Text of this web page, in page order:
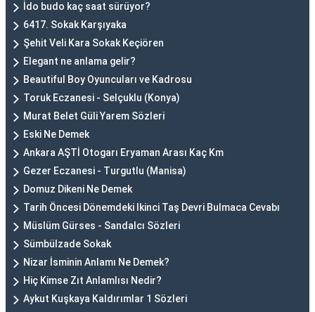
İdo budo kaç saat sürüyor?
6417. Sokak Karşıyaka
Şehit Veli Kara Sokak Keçiören
Elegant ne anlama gelir?
Beautiful Boy Oyuncuları ve Kadrosu
Toruk Eczanesi - Selçuklu (Konya)
Murat Belet Güli Yarem Sözleri
Eski Ne Demek
Ankara AŞTİ Otogarı Eryaman Arası Kaç Km
Gezer Eczanesi - Turgutlu (Manisa)
Domuz Dikeni Ne Demek
Tarih Öncesi Dönemdeki Ikinci Taş Devri Bulmaca Cevabı
Müslüm Gürses - Sandalcı Sözleri
Sümbülzade Sokak
Nizar İsminin Anlamı Ne Demek?
Hiç Kimse Zıt Anlamlısı Nedir?
Aykut Kuşkaya Kaldırımlar 1 Sözleri